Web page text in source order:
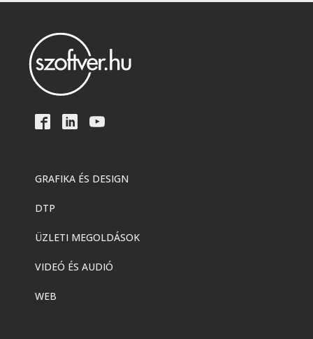
GRAFIKA ÉS DESIGN
DTP
ÜZLETI MEGOLDÁSOK
VIDEÓ ÉS AUDIÓ
WEB